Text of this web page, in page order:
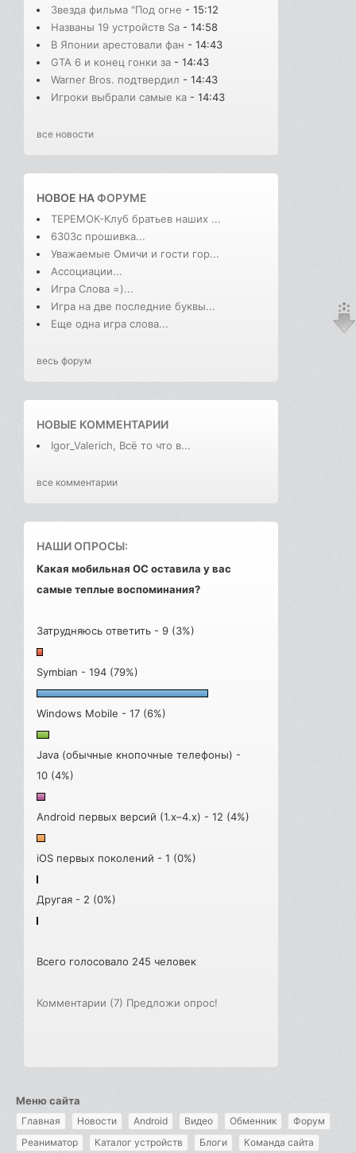
Звезда фильма "Под огне - 15:12
Названы 19 устройств Sa - 14:58
В Японии арестовали фан - 14:43
GTA 6 и конец гонки за - 14:43
Warner Bros. подтвердил - 14:43
Игроки выбрали самые ка - 14:43
все новости
НОВОЕ НАФОРУМЕ
ТЕРЕМОК-Клуб братьев наших ...
6303с прошивка...
Уважаемые Омичи и гости гор...
Ассоциации...
Игра Слова =)...
Игра на две последние буквы...
Еще одна игра слова...
весь форум
НОВЫЕ КОММЕНТАРИИ
Igor_Valerich, Всё то что в...
все комментарии
НАШИ ОПРОСЫ:
Какая мобильная ОС оставила у вас
самые теплые воспоминания?
Затрудняюсь ответить - 9 (3%)
Symbian - 194 (79%)
Windows Mobile - 17 (6%)
Java (обычные кнопочные телефоны) -
10 (4%)
Android первых версий (1.x–4.x) - 12 (4%)
iOS первых поколений - 1 (0%)
Другая - 2 (0%)
Всего голосовало 245 человек
Комментарии (7) Предложи опрос!
Меню сайта
Главная Новости Android Видео Обменник
Форум
Реаниматор
Каталог устройств Блоги Команда сайта